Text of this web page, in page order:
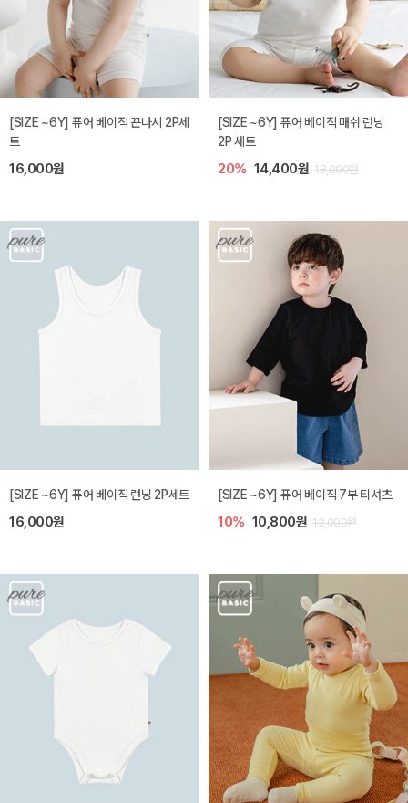
[SIZE ~6Y] 퓨어 베이직 끈나시 2P세
트
16,000원
[SIZE ~6Y] 퓨어 베이직 매쉬 런닝
2P 세트
20% 14,400원 18,000원
[SIZE ~6Y] 퓨어 베이직 런닝 2P세트
16,000원
[SIZE ~6Y] 퓨어 베이직 7부 티셔츠
10% 10,800원 12,000원